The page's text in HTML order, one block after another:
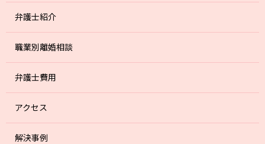
弁護士紹介
職業別離婚相談
弁護士費用
アクセス
解決事例